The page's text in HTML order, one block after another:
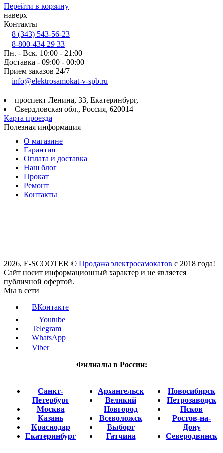
Перейти в корзину
наверх
Контакты
8 (343) 543-56-23
8-800-434 29 33
Пн. - Вск. 10:00 - 21:00
Доставка - 09:00 - 00:00
Прием заказов 24/7
info@elektrosamokat-v-spb.ru
проспект Ленина, 33, Екатеринбург,
Свердловская обл., Россия, 620014
Карта проезда
Полезная информация
О магазине
Гарантия
Оплата и доставка
Наш блог
Прокат
Ремонт
Контакты
2026, E-SCOOTER © Продажа электросамокатов с 2018 года!
Сайт носит информационный характер и не является
публичной офертой.
Мы в сети
ВКонтакте
Youtube
Telegram
WhatsApp
Viber
Филиалы в России:
Санкт-
Петербург
Москва
Казань
Краснодар
Екатеринбург
Архангельск
Великий
Новгород
Всеволожск
Выборг
Гатчина
Новосибирск
Петрозаводск
Псков
Ростов-на-
Дону
Северодвинск